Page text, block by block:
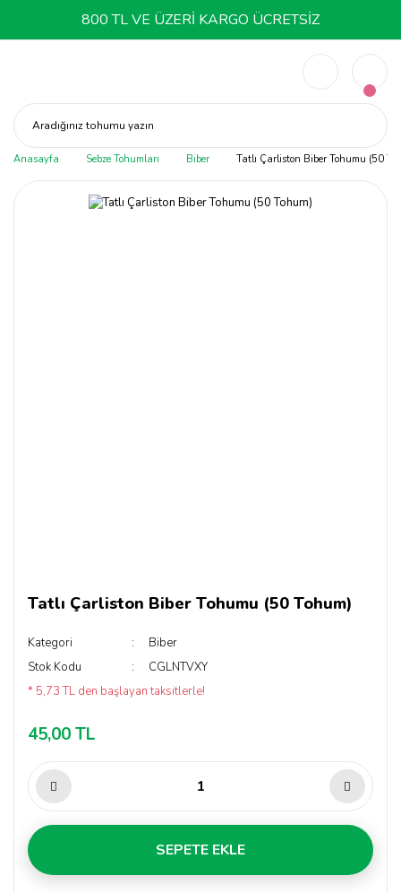
800 TL VE ÜZERİ KARGO ÜCRETSİZ
Aradığınız tohumu yazın
Anasayfa Sebze Tohumları Biber Tatlı Çarliston Biber Tohumu (50
Tatlı Çarliston Biber Tohumu (50 Tohum)
Kategori
Biber
Stok Kodu
CGLNTVXY
* 5,73 TL den başlayan taksitlerle!
45,00 TL
SEPETE EKLE